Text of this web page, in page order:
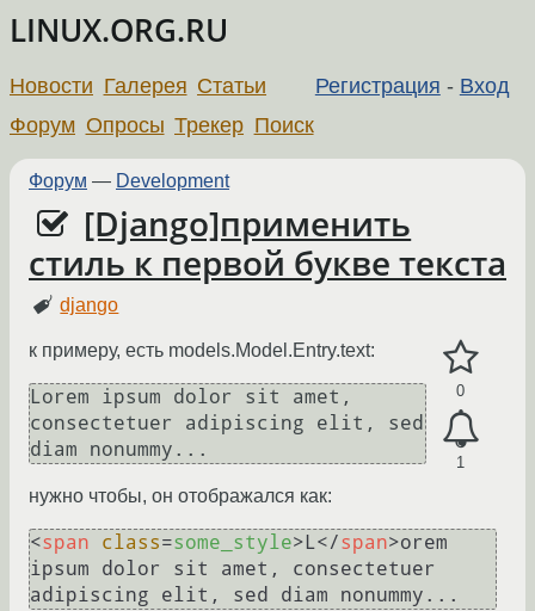
LINUX.ORG.RU
Регистрация - Вход
Новости Галерея Статьи
Форум Опросы Трекер Поиск
Форум — Development
[Django]применить
стиль к первой букве текста
django
0
1
к примеру, есть models.Model.Entry.text:
Lorem ipsum dolor sit amet,
consectetuer adipiscing elit, sed
нужно чтобы, он отображался как:
<span class=some_style> L</span>orem
ipsum dolor sit amet, consectetuer